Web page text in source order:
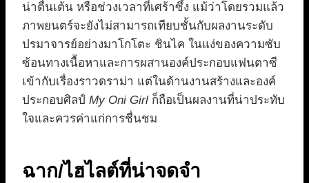
น่าตื่นเต้น หรือช่วงเวลาที่เศร้าซึ้ง แม้ว่าโดยรวมแล้ว
ภาพยนตร์จะยังไม่สามารถเทียบชั้นกับผลงานระดับ
ปรมาจารย์อย่างมาโกโตะ ชินไค ในแง่ของความซับ
ซ้อนทางเนื้อหาและการผสานองค์ประกอบแฟนตาซี
เข้ากับเรื่องราวดราม่า แต่ในด้านงานสร้างและองค์
ประกอบศิลป์ My Oni Girl ก็ถือเป็นผลงานที่น่าประทับ
ใจและควรค่าแก่การชื่นชม
ฉาก/ไฮไลต์ที่น่าจดจำ